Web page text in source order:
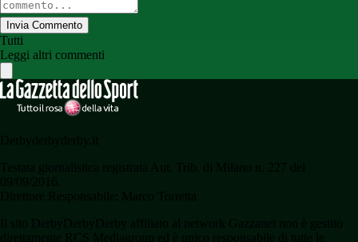
Invia Commento
Tutti
Leggi altri commenti